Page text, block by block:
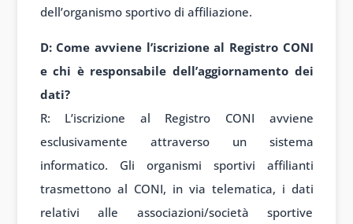
dell’organismo sportivo di affiliazione.
D: Come avviene l’iscrizione al Registro CONI
e chi è responsabile dell’aggiornamento dei
dati?
R: L’iscrizione al Registro CONI avviene
esclusivamente attraverso un sistema
informatico. Gli organismi sportivi affilianti
trasmettono al CONI, in via telematica, i dati
relativi alle associazioni/società sportive